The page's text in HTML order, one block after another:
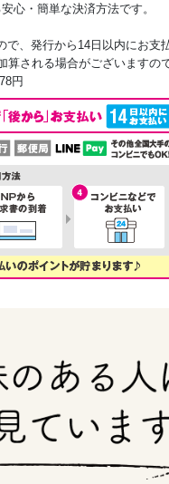
心・簡単な決済方法です。
で、発行から14日以内にお支
される場合がございますの
円